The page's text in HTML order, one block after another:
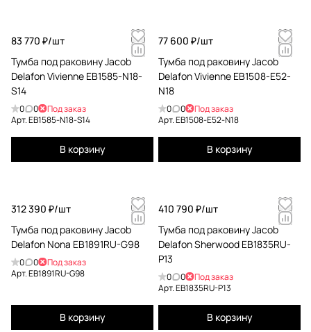
83 770 ₽/шт
Тумба под раковину Jacob
Delafon Vivienne EB1585-N18-
S14
0 0
Под заказ
Арт.EB1585-N18-S14
В корзину
77 600 ₽/шт
Тумба под раковину Jacob
Delafon Vivienne EB1508-E52-
N18
0 0
Под заказ
Арт.EB1508-E52-N18
В корзину
312 390 ₽/шт
Тумба под раковину Jacob
Delafon Nona EB1891RU-G98
0 0
Под заказ
Арт.EB1891RU-G98
В корзину
410 790 ₽/шт
Тумба под раковину Jacob
Delafon Sherwood EB1835RU-
P13
0 0
Под заказ
Арт.EB1835RU-P13
В корзину